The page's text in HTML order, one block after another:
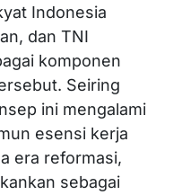
Indonesia
dan TNI
komponen
Seiring
ini mengalami
esensi kerja
era reformasi,
sebagai